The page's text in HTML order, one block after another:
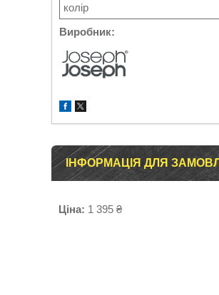
колір
Виробник:
ІНФОРМАЦІЯ ДЛЯ
Ціна: 1 395 ₴